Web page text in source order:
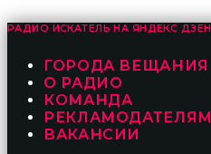
РАДИО ИСКАТЕЛЬ НА ЯНДЕКС ДЗЕН
ГОРОДА ВЕЩАНИЯ
О РАДИО
КОМАНДА
РЕКЛАМОДАТЕЛЯМ
ВАКАНСИИ